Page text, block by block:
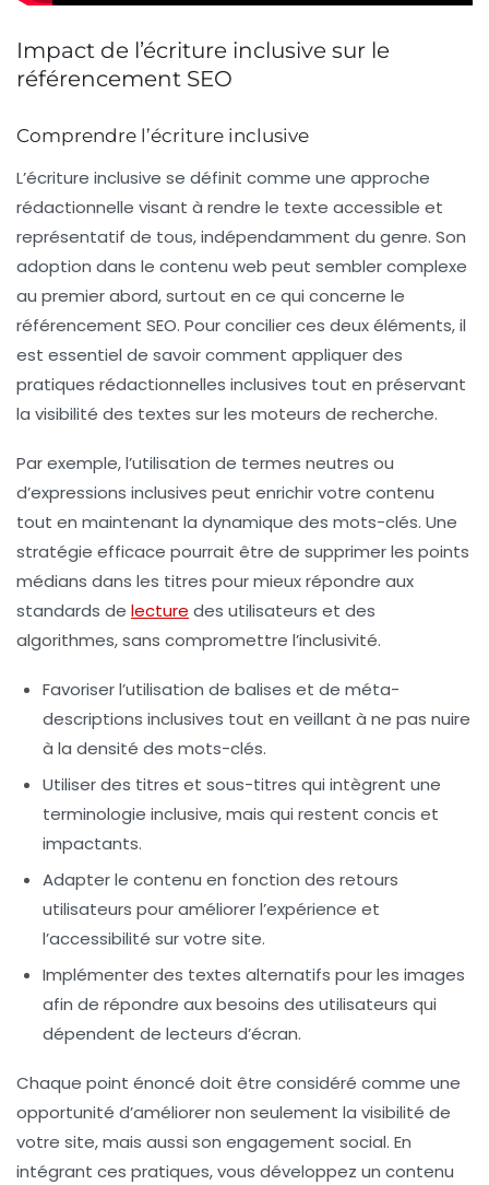
Impact de l’écriture inclusive sur le
référencement SEO
Comprendre l’écriture inclusive
L’écriture inclusive se définit comme une approche
rédactionnelle visant à rendre le texte accessible et
représentatif de tous, indépendamment du genre. Son
adoption dans le contenu web peut sembler complexe
au premier abord, surtout en ce qui concerne le
référencement SEO. Pour concilier ces deux éléments, il
est essentiel de savoir comment appliquer des
pratiques rédactionnelles inclusives tout en préservant
la visibilité des textes sur les moteurs de recherche.
Par exemple, l’utilisation de termes neutres ou
d’expressions inclusives peut enrichir votre contenu
tout en maintenant la dynamique des mots-clés. Une
stratégie efficace pourrait être de supprimer les points
médians dans les titres pour mieux répondre aux
standards de lecture des utilisateurs et des
algorithmes, sans compromettre l’inclusivité.
Favoriser l’utilisation de balises et de méta-
descriptions inclusives tout en veillant à ne pas nuire
à la densité des mots-clés.
Utiliser des titres et sous-titres qui intègrent une
terminologie inclusive, mais qui restent concis et
impactants.
Adapter le contenu en fonction des retours
utilisateurs pour améliorer l’expérience et
l’accessibilité sur votre site.
Implémenter des textes alternatifs pour les images
afin de répondre aux besoins des utilisateurs qui
dépendent de lecteurs d’écran.
Chaque point énoncé doit être considéré comme une
opportunité d’améliorer non seulement la visibilité de
votre site, mais aussi son engagement social. En
intégrant ces pratiques, vous développez un contenu